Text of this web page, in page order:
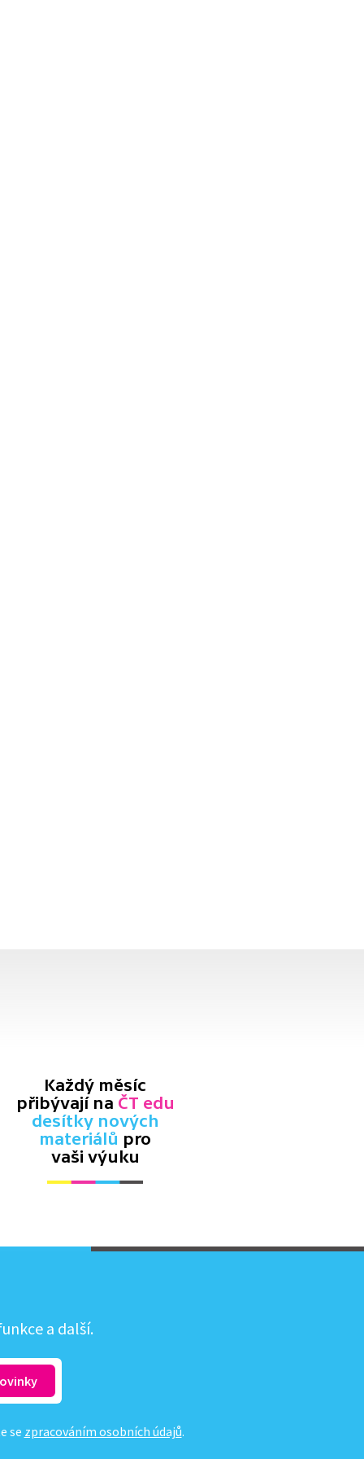
Každý měsíc
přibývají na ČT edu
desítky nových
materiálů pro
vaši výuku
a další.
se zpracováním osobních údajů.